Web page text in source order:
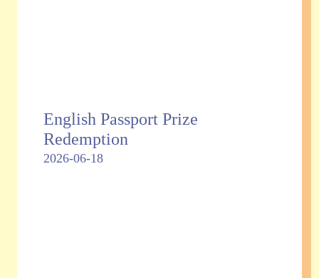
English Passport Prize
Redemption
2026-06-18